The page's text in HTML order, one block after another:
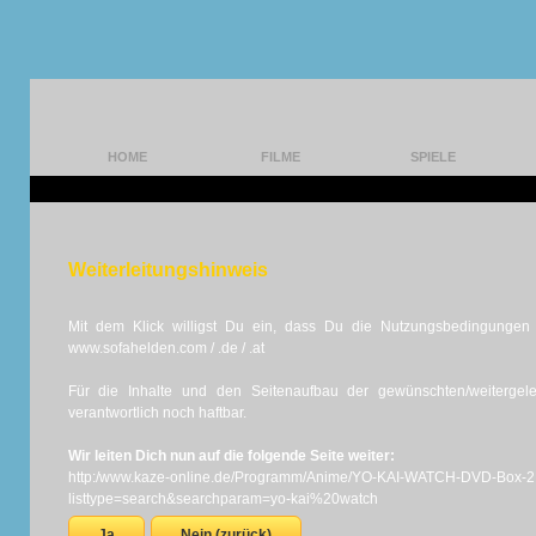
HOME FILME SPIELE
Weiterleitungshinweis
Mit dem Klick willigst Du ein, dass Du die
www.sofahelden.com / .de / .at
Für die Inhalte und den Seitenaufbau der gewünschten/
verantwortlich noch haftbar.
Wir leiten Dich nun auf die folgende Seite weiter:
http:/www.kaze-online.de/Programm/Anime/YO-KAI-WATCH-DVD-Box-
listtype=search&searchparam=yo-kai%20watch